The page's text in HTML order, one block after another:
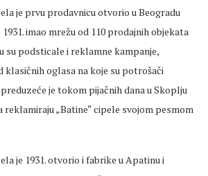
je prvu prodavnicu otvorio u Beogradu
1931. imao mrežu od 110 prodajnih objekata
su podsticale i reklamne kampanje,
klasičnih oglasa na koje su potrošači
je tokom pijačnih dana u Skoplju
reklamiraju „Batine“ cipele svojom pesmom
je 1931. otvorio i fabrike u Apatinu i